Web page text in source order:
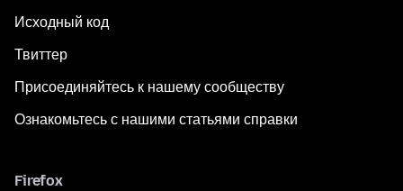
Исходный код
Твиттер
Присоединяйтесь к нашему сообществу
Ознакомьтесь с нашими статьями справки
Firefox